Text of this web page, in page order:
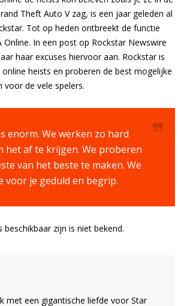
Theft Auto V zag, is een jaar geleden al
Tot op heden ontbreekt de functie
Online. In een post op Rockstar Newswire
haar excuses hiervoor aan. Rockstar is
heists en proberen de best mogelijke
de vele spelers.
enorm. We werken zo hard
het af te krijgen. We proberen
van het beste te maken. We
voor je geduld en begrip.
beschikbaar zijn is niet bekend.
met een gigantische liefde voor Star